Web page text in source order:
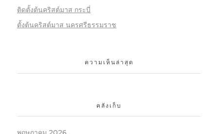
ติดตั้งต้นคริสต์มาส กระบี่
ตั้งต้นคริสต์มาส นครศรีธรรมราช
ความเห็นล่าสุด
คลังเก็บ